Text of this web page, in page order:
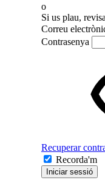
o
Si us plau,
Correu
Contrasenya
Recuperar
Recorda'm
Iniciar sessió